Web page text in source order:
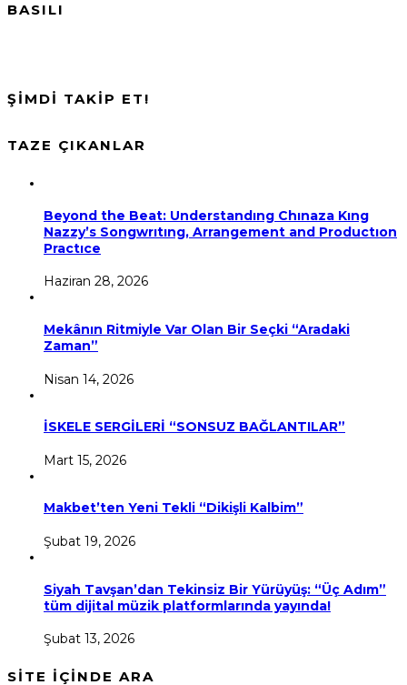
BASILI
ŞİMDİ TAKİP ET!
TAZE ÇIKANLAR
Beyond the Beat: Understandıng Chınaza Kıng
Nazzy’s Songwrıtıng, Arrangement and Productıon
Practıce
Haziran 28, 2026
Mekânın Ritmiyle Var Olan Bir Seçki “Aradaki
Zaman”
Nisan 14, 2026
İSKELE SERGİLERİ “SONSUZ BAĞLANTILAR”
Mart 15, 2026
Makbet’ten Yeni Tekli “Dikişli Kalbim”
Şubat 19, 2026
Siyah Tavşan’dan Tekinsiz Bir Yürüyüş: “Üç Adım”
tüm dijital müzik platformlarında yayında!
Şubat 13, 2026
SİTE İÇİNDE ARA